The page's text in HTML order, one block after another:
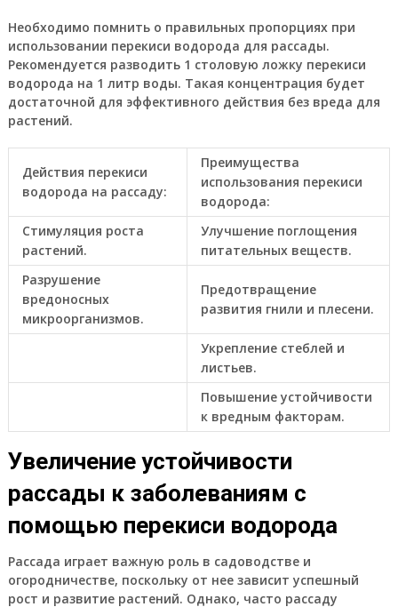
Необходимо помнить о правильных пропорциях при
использовании перекиси водорода для рассады.
Рекомендуется разводить 1 столовую ложку перекиси
водорода на 1 литр воды. Такая концентрация будет
достаточной для эффективного действия без вреда для
растений.
Действия перекиси
водорода на рассаду:
Преимущества
использования перекиси
водорода:
Стимуляция роста
растений.
Улучшение поглощения
питательных веществ.
Разрушение
вредоносных
микроорганизмов.
Предотвращение
развития гнили и плесени.
Укрепление стеблей и
листьев.
Повышение устойчивости
к вредным факторам.
Увеличение устойчивости
рассады к заболеваниям с
помощью перекиси водорода
Рассада играет важную роль в садоводстве и
огородничестве, поскольку от нее зависит успешный
рост и развитие растений. Однако, часто рассаду